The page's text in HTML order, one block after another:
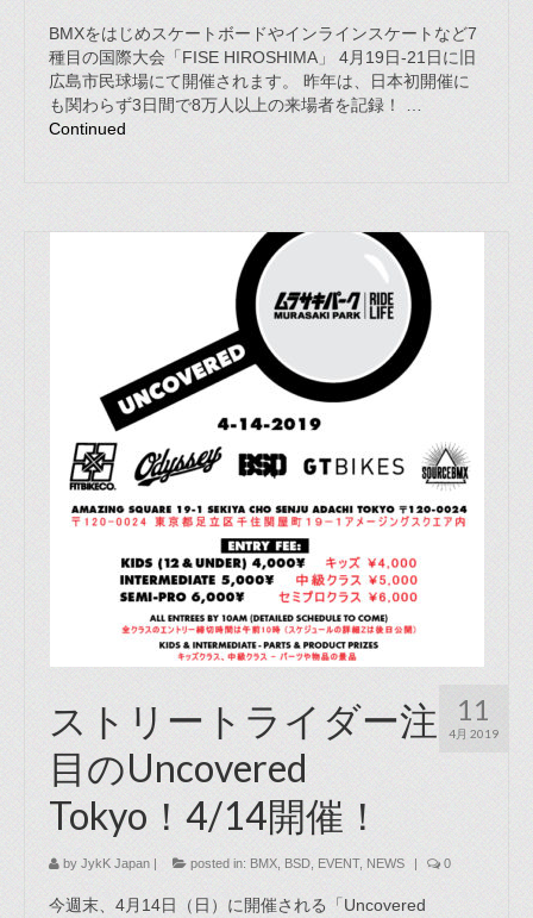
BMXをはじめスケートボードやインラインスケートなど7
種目の国際大会「FISE HIROSHIMA」 4月19日-21日に旧
広島市民球場にて開催されます。 昨年は、日本初開催に
も関わらず3日間で8万人以上の来場者を記録！ …
Continued
11
4月 2019
ストリートライダー注
目のUncovered
Tokyo！4/14開催！
by JykK Japan | posted in: BMX BSD EVENT, NEWS | 0
今週末、4月14日（日）に開催される「Uncovered